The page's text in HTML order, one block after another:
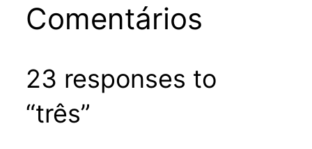
Comentários
23 responses to
“três”